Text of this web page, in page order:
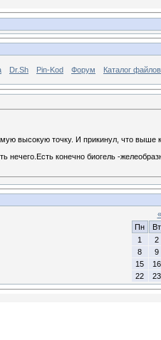
Dr.Sh Pin-Kod Форум Каталог файлов
высокую точку. И прикинул, что
нечего.Есть конечно биогель -
«
Пн
Вт
1
2
8
9
15
16
22
23